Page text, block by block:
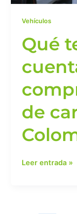
Vehículos
Qué
de
en
Colombia
Leer entrada »